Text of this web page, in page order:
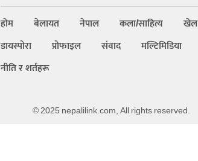
होम बेलायत नेपाल कला/साहित्य खेल
डायस्पोरा
प्रोफाइल संवाद मल्टिमिडिया
नीति र शर्तहरू
© 2025 nepalilink.com, All rights reserved.